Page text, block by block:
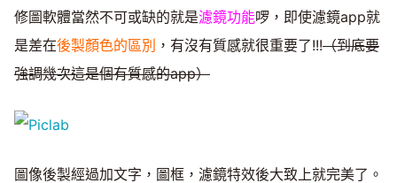
修圖軟體當然不可或缺的就是濾鏡功能啰，即使濾鏡app就
是差在後製顏色的區別 ，有沒有質感就很重要了!!!（到底要
強調幾次這是個有質感的app）
圖像後製經過加文字，圖框，濾鏡特效後大致上就完美了。